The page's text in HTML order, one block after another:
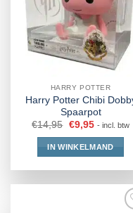
HARRY POTTER
Harry Potter Chibi
Spaarpot
€14,95 €9,95 - incl. btw
IN WINKELMAND